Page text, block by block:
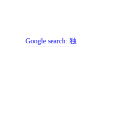
Google search:独